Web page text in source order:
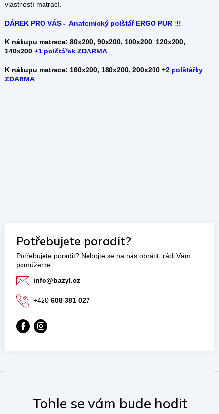
vlastností matrací.
DÁREK PRO VÁS - Anatomický polštář ERGO PUR !!!
K nákupu matrace: 80x200, 90x200, 100x200, 120x200,
140x200 +1 polštářek ZDARMA
K nákupu matrace: 160x200, 180x200, 200x200 +2 polštářky
ZDARMA
Potřebujete poradit?
info@bazyl.cz
+420 608 381 027